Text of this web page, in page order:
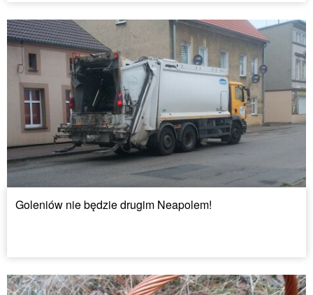
Goleniów nie będzie drugim Neapolem!